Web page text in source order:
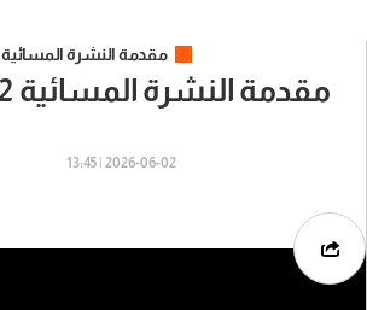
مقدمة النشرة المسائية
مقدمة النشرة المسائية 02-06-2026
2026-06-02 | 13:45